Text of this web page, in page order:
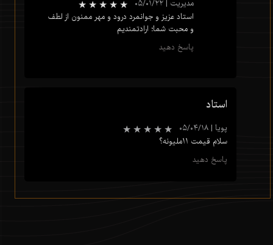
★★
مدیریت | ۰۵/۰۱/۲۲
استاد عزیز و جوانمرد درود و مهر ممنون از لطف
و محبت شما؛ ارادتمندیم
پاسخ دهید
استاد
پویا | ۰۵/۰۴/۱۸
سلام قیمت 11ملیونه؟
پاسخ دهید